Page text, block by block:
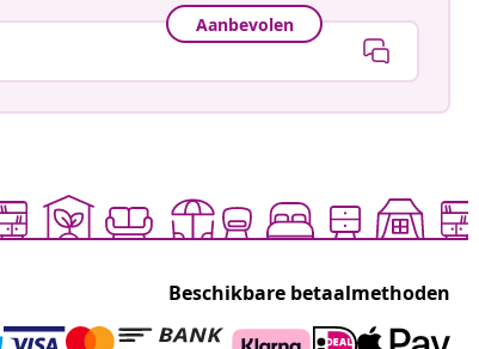
Aanbevolen
Beschikbare betaalmethoden